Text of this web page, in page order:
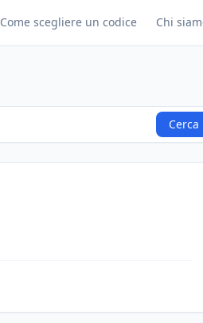
Come scegliere un codice Chi
Cerca